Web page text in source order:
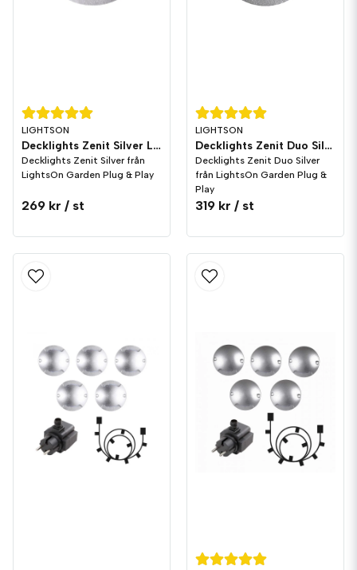
LIGHTSON
Decklights Zenit Silver LightsOn Garden Plug & Play
Decklights Zenit Silver från
LightsOn Garden Plug & Play
269 kr / st
LIGHTSON
Decklights Zenit Duo Silver LightsOn Garden Plug & Play
Decklights Zenit Duo Silver
från LightsOn Garden Plug &
Play
319 kr / st